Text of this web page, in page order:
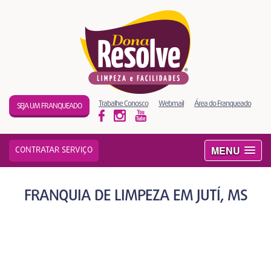
MENU
SEJA UM FRANQUEADO Trabalhe Conosco Webmail Área do Franqueado
CONTRATAR SERVIÇO
FRANQUIA DE LIMPEZA EM JUTÍ, MS